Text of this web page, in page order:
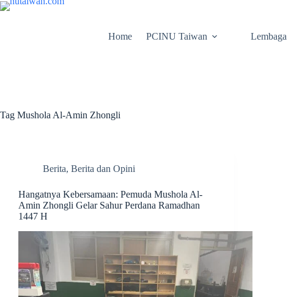
Home PCINU Taiwan Lembaga
Tag Mushola Al-Amin Zhongli
Berita, Berita dan Opini
Hangatnya Kebersamaan: Pemuda Mushola Al-
Amin Zhongli Gelar Sahur Perdana Ramadhan
1447 H